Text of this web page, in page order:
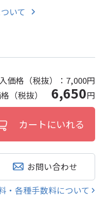
いて
価格（税抜）： 7,000円
格（税抜） 6,650円
お問い合わせ
・各種手数料について